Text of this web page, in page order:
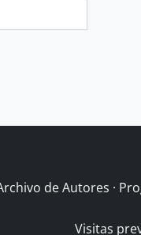
de Autores ·
Visitas